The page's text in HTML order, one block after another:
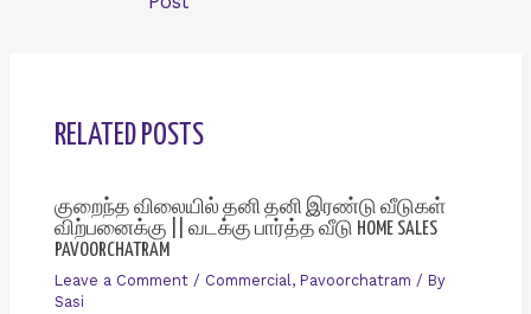
RELATED POSTS
குறைந்த விலையில் தனி தனி இரண்டு வீடுகள்
விற்பனைக்கு || வடக்கு பார்த்த வீடு HOME SALES
PAVOORCHATRAM
Leave a Comment / Commercial , Pavoorchatram / By
Sasi